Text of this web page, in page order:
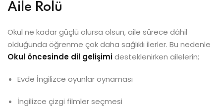
Aile Rolü
Okul ne kadar güçlü olursa olsun, aile sürece dâhil
olduğunda öğrenme çok daha sağlıklı ilerler. Bu nedenle
Okul öncesinde dil gelişimidesteklenirken ailelerin;
Evde İngilizce oyunlar oynaması
İngilizce çizgi filmler seçmesi